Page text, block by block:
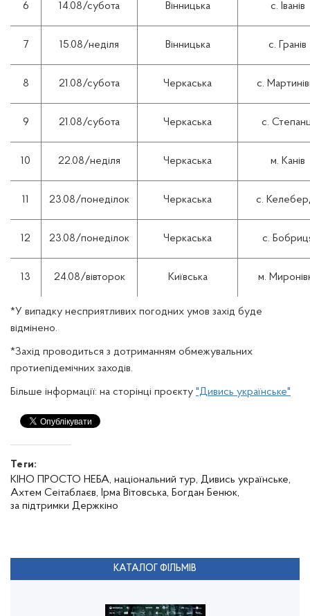
6 14.08/субота Вінницька с. Іванів
7 15.08/неділя Вінницька с. Гранів
8 21.08/субота Черкаська с.
9 21.08/субота Черкаська с.
10 22.08/неділя Черкаська м. Канів
11 23.08/понеділок Черкаська с.
12 23.08/понеділок Черкаська с.
13 24.08/вівторок Київська м.
*У випадку несприятливих погодних умов захід буде
відмінено.
*Захід проводиться з дотриманням обмежувальних
протиепідемічних заходів.
Більше інформації: на сторінці проєкту "Дивись українське"
Теги:
КІНО ПРОСТО НЕБА, національний тур, Дивись українське,
Ахтем Сеітаблаєв, Ірма Вітовська, Богдан Бенюк,
за підтримки Держкіно
КАТАЛОГ ФІЛЬМІВ